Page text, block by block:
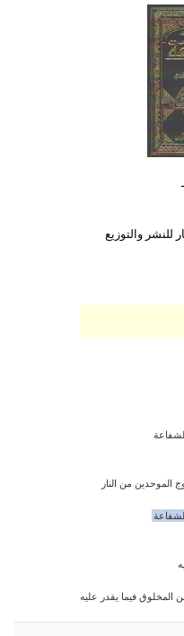
للنشر والتوزيع
من النار
فيما يقدر عليه